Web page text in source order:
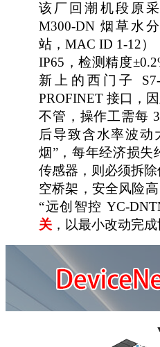
该厂回潮机段原
M300-DN 烟草水
站，MAC ID 1-12）
IP65，检测精度
新上的西门子
PROFINET 接口，
不管，操作工需每
后导致含水率波动
烟”，每年经济损失
传感器，则必须拆
空桥架，安全风险
“远创智控 YC-
关 ，以最小改动完成